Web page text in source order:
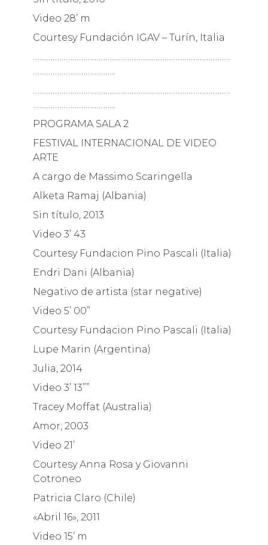
Video 28’ m
Courtesy Fundación IGAV – Turín, Italia
………………………………………………………………………………
………………………………..
………………………………………………………………………………
………………………………..
PROGRAMA SALA 2
FESTIVAL INTERNACIONAL DE VIDEO
ARTE
A cargo de Massimo Scaringella
Alketa Ramaj (Albania)
Sin título, 2013
Video 3’ 43
Courtesy Fundacion Pino Pascali (Italia)
Endri Dani (Albania)
Negativo de artista (star negative)
Video 5’ 00”
Courtesy Fundacion Pino Pascali (Italia)
Lupe Marin (Argentina)
Julia, 2014
Video 3’ 13””
Tracey Moffat (Australia)
Amor, 2003
Video 21’
Courtesy Anna Rosa y Giovanni
Cotroneo
Patricia Claro (Chile)
«Abril 16», 2011
Video 15’ m